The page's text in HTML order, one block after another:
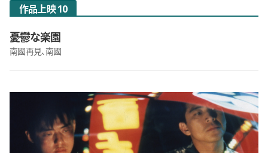
作品上映 10
憂鬱な楽園
南國再見、南國